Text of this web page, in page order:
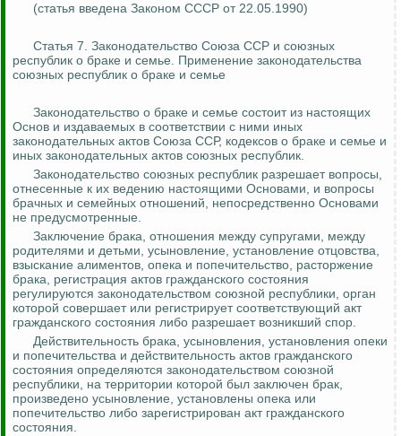
(статья введена Законом СССР от 22.05.1990)
Статья 7. Законодательство Союза ССР и союзных
республик о браке и семье. Применение законодательства
союзных республик о браке и семье
Законодательство о браке и семье состоит из настоящих
Основ и издаваемых в соответствии с ними иных
законодательных актов Союза ССР, кодексов о браке и семье и
иных законодательных актов союзных республик.
Законодательство союзных республик разрешает вопросы,
отнесенные к их ведению настоящими Основами, и вопросы
брачных и семейных отношений, непосредственно Основами
не предусмотренные.
Заключение брака, отношения между супругами, между
родителями и детьми, усыновление, установление отцовства,
взыскание алиментов, опека и попечительство, расторжение
брака, регистрация актов гражданского состояния
регулируются законодательством союзной республики, орган
которой совершает или регистрирует соответствующий акт
гражданского состояния либо разрешает возникший спор.
Действительность брака, усыновления, установления опеки
и попечительства и действительность актов гражданского
состояния определяются законодательством союзной
республики, на территории которой был заключен брак,
произведено усыновление, установлены опека или
попечительство либо зарегистрирован акт гражданского
состояния.